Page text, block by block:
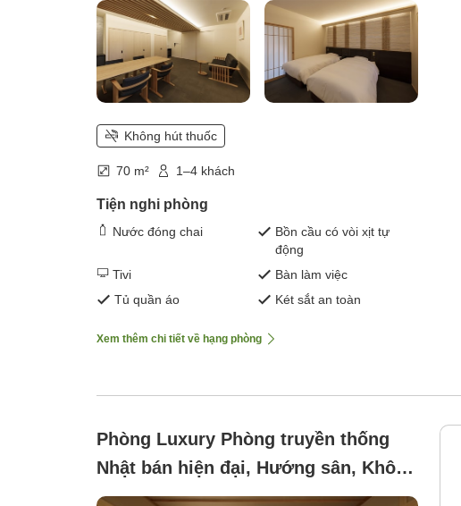
Không hút thuốc
70 m² 1–4 khách
Tiện nghi phòng
Nước đóng chai
Bồn cầu có vòi xịt tự
động
Tivi
Bàn làm việc
Tủ quần áo
Két sắt an toàn
Xem thêm chi tiết về hạng phòng
Phòng Luxury Phòng truyền thống
Nhật bán hiện đại, Hướng sân, Không
hút thuốc (Phòng Fuji【Tầng 1 của